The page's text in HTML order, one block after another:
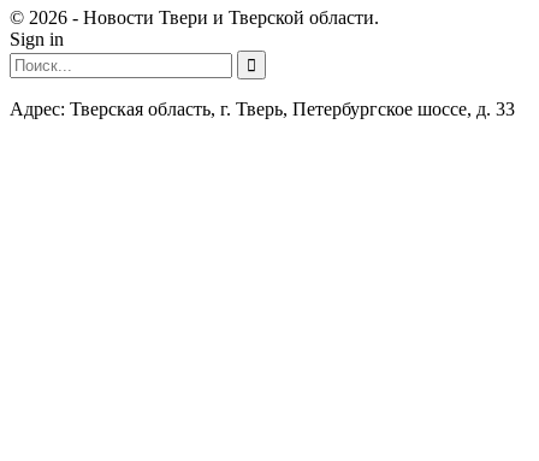
© 2026 - Новости Твери и Тверской области.
Sign in
Адрес: Тверская область, г. Тверь, Петербургское шоссе, д. 33